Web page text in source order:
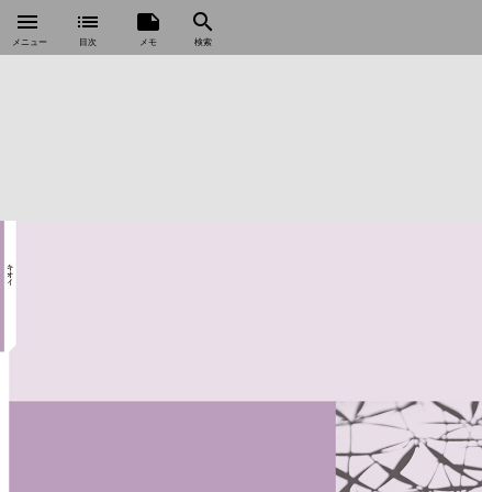
menu
メニュー
list
目次
note
メモ
search
検索